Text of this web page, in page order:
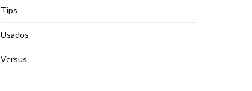
Tips
Usados
Versus